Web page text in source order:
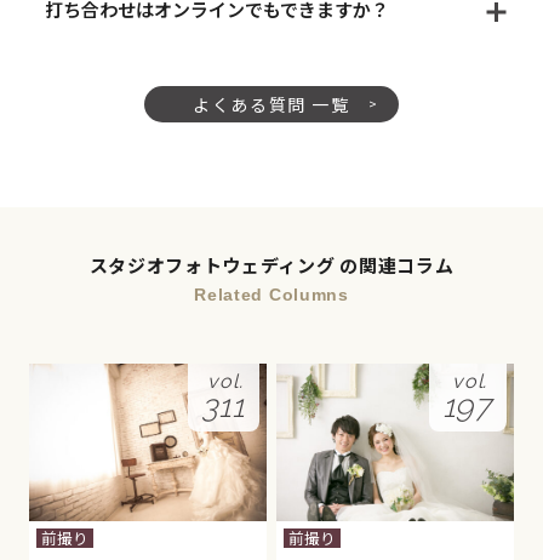
打ち合わせはオンラインでもできますか？
よくある質問 一覧
スタジオフォトウェディング の関連コラム
Related Columns
vol.
311
前撮り
vol.
197
前撮り